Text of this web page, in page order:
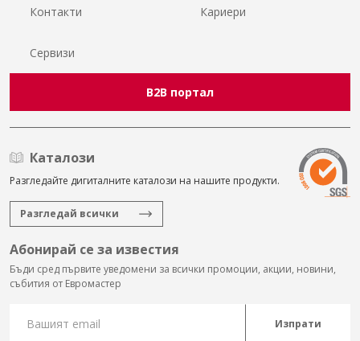
Контакти Кариери
Сервизи
B2B портал
Каталози
Разгледайте дигиталните каталози на нашите продукти.
Разгледай всички
Абонирай се за известия
Бъди сред първите уведомени за всички промоции, акции, новини,
събития от Евромастер
Изпрати